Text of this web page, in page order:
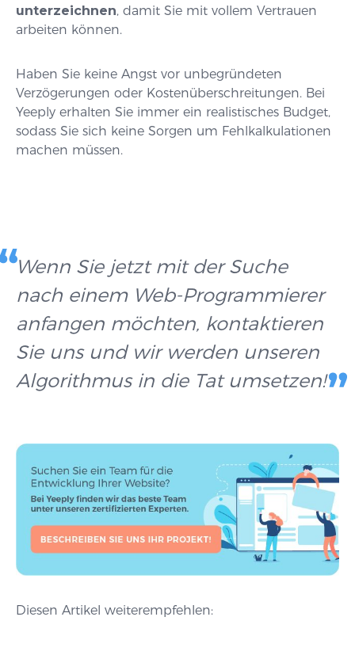
unterzeichnen, damit Sie mit vollem Vertrauen
arbeiten können.
Haben Sie keine Angst vor unbegründeten
Verzögerungen oder Kostenüberschreitungen. Bei
Yeeply erhalten Sie immer ein realistisches Budget,
sodass Sie sich keine Sorgen um Fehlkalkulationen
machen müssen.
Wenn Sie jetzt mit der Suche
nach einem Web-Programmierer
anfangen möchten, kontaktieren
Sie uns und wir werden unseren
Algorithmus in die Tat umsetzen!
Diesen Artikel weiterempfehlen: